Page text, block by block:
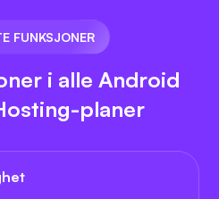
FUNKSJONER
i alle Android
planer